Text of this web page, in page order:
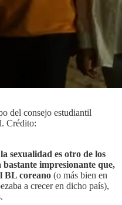
del consejo estudiantil
Crédito:
sexualidad es otro de los
impresionante que,
BL coreano (o más bien en
a crecer en dicho país),